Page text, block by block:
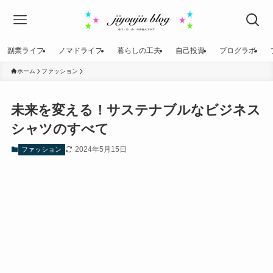
副業ライフ ノマドライフ 暮らしの工夫 自己投資 ブログラボ
ホーム ファッション
未来を変える！サステナブルなビジネス
シャツのすべて
ファッション 2024年5月15日